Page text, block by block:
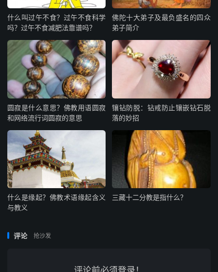
什么叫过午不食？过午不食科学
吗？过午不食减肥法靠谱吗？
佛陀十大弟子及最负盛名的四众
弟子简介
圆寂是什么意思？佛教用语圆寂
和网络流行词圆寂的意思
镶钻防脱：钻戒防止镶嵌钻石脱
落的妙招
什么是缘起？佛教术语缘起含义
与教义
三藏十二分教是指什么？
评论 抢沙发